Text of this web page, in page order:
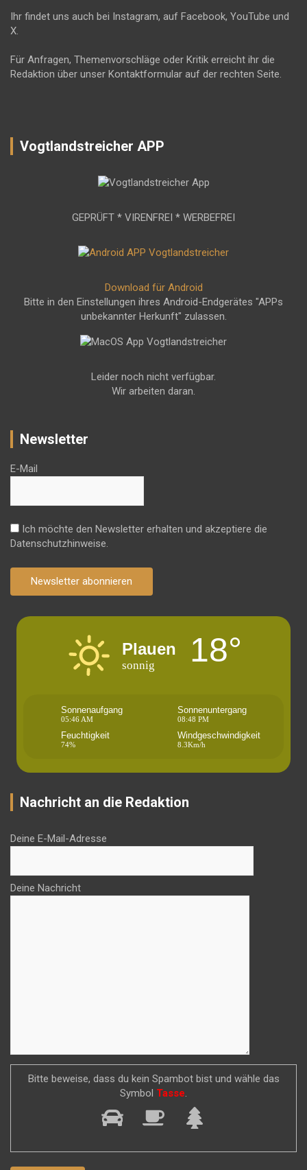
Ihr findet uns auch bei Instagram, auf Facebook, YouTube und
X.
Für Anfragen, Themenvorschläge oder Kritik erreicht ihr die
Redaktion über unser Kontaktformular auf der rechten Seite.
Vogtlandstreicher APP
GEPRÜFT * VIRENFREI * WERBEFREI
Download für Android
Bitte in den Einstellungen ihres Android-Endgerätes "APPs
unbekannter Herkunft" zulassen.
Leider noch nicht verfügbar.
Wir arbeiten daran.
Newsletter
E-Mail
Ich möchte den Newsletter erhalten und akzeptiere die
Datenschutzhinweise.
Newsletter abonnieren
Plauen
sonnig 18°
Sonnenaufgang
05:46 AM
Sonnenuntergang
08:48 PM
Feuchtigkeit
74%
Windgeschwindigkeit
8.3Km/h
Nachricht an die Redaktion
Deine E-Mail-Adresse
Deine Nachricht
Bitte beweise, dass du kein Spambot bist und wähle das
Symbol Tasse.